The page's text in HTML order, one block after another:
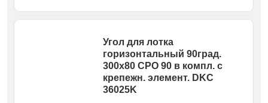
Угол для лотка
горизонтальный 90град.
300х80 CPO 90 в компл. с
крепежн. элемент. DKC
36025K